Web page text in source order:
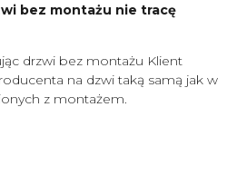
bez montażu nie tracę
drzwi bez montażu Klient
na dzwi taką samą jak w
z montażem.